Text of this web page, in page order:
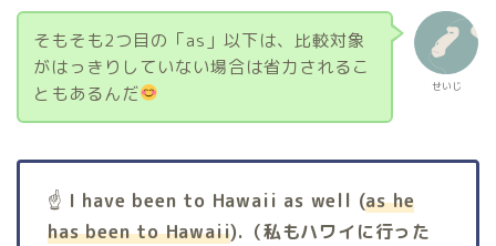
せいじ
そもそも2つ目の「as」以下は、比較対象
がはっきりしていない場合は省力されるこ
ともあるんだ
☝️ I have been to Hawaii as well (as he
has been to Hawaii). （私もハワイに行った